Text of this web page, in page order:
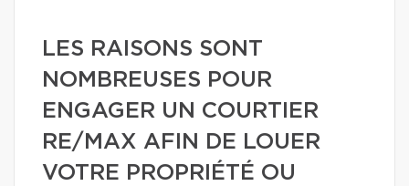
LES RAISONS SONT
NOMBREUSES POUR
ENGAGER UN COURTIER
RE/MAX AFIN DE LOUER
VOTRE PROPRIÉTÉ OU